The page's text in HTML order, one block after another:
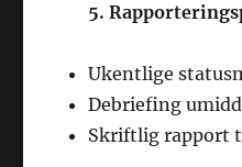
5.
Ukentlige
Debriefing
Skriftlig rapport